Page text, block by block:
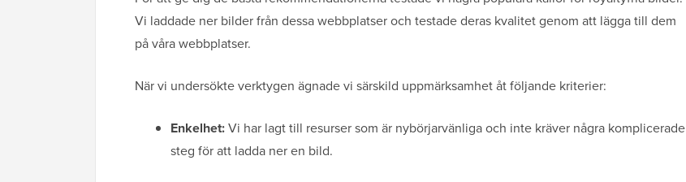
Vi laddade ner bilder från dessa webbplatser och testade deras kvalitet genom att lägga till dem
på våra webbplatser.
När vi undersökte verktygen ägnade vi särskild uppmärksamhet åt följande kriterier:
Enkelhet:Vi har lagt till resurser som är nybörjarvänliga och inte kräver några komplicerade
steg för att ladda ner en bild.